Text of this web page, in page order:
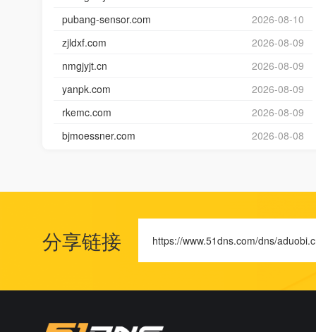
pubang-sensor.com
2026-08-10
zjldxf.com
2026-08-09
nmgjyjt.cn
2026-08-09
yanpk.com
2026-08-09
rkemc.com
2026-08-09
bjmoessner.com
2026-08-08
分享链接 https://www.51dns.com/dns/